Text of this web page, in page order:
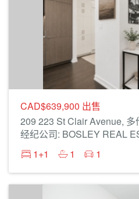
CAD$639,900 出售
209 223 St Clair Avenue, 多
经纪公司: BOSLEY REAL
1+1
1 1